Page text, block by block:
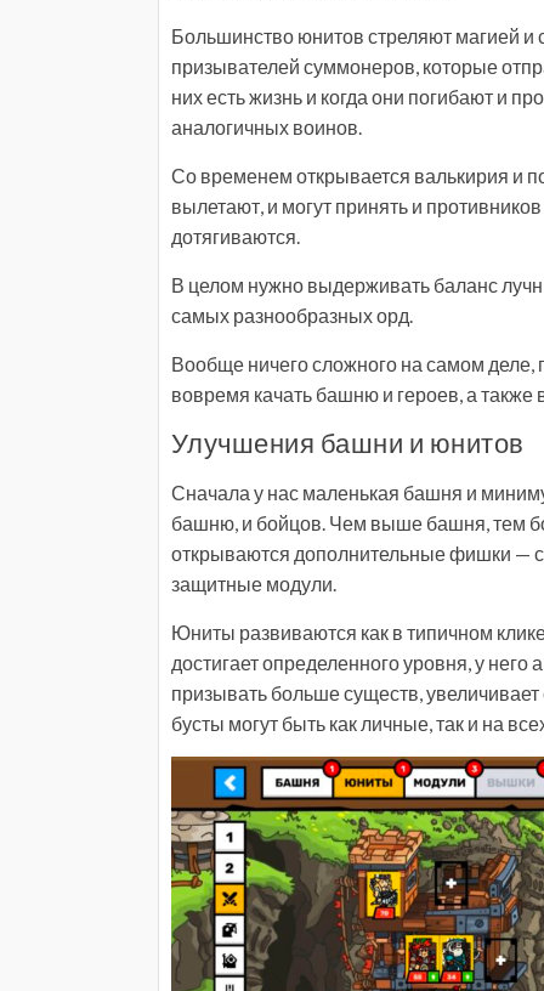
Большинство юнитов стреляют магией и
призывателей суммонеров, которые
них есть жизнь и когда они погибают и
аналогичных воинов.
Со временем открывается валькирия и
вылетают, и могут принять и
дотягиваются.
В целом нужно выдерживать баланс
самых разнообразных орд.
Вообще ничего сложного на самом деле,
вовремя качать башню и героев, а
Улучшения башни и юнитов
Сначала у нас маленькая башня и
башню, и бойцов. Чем выше башня, тем
открываются дополнительные фишки —
защитные модули.
Юниты развиваются как в типичном
достигает определенного уровня, у
призывать больше существ, увеличивает
бусты могут быть как личные, так и на